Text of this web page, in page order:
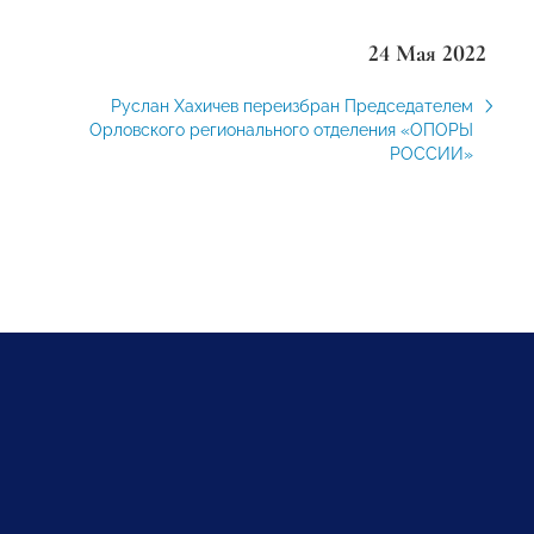
24 Мая 2022
Руслан Хахичев переизбран Председателем
Орловского регионального отделения «ОПОРЫ
РОССИИ»